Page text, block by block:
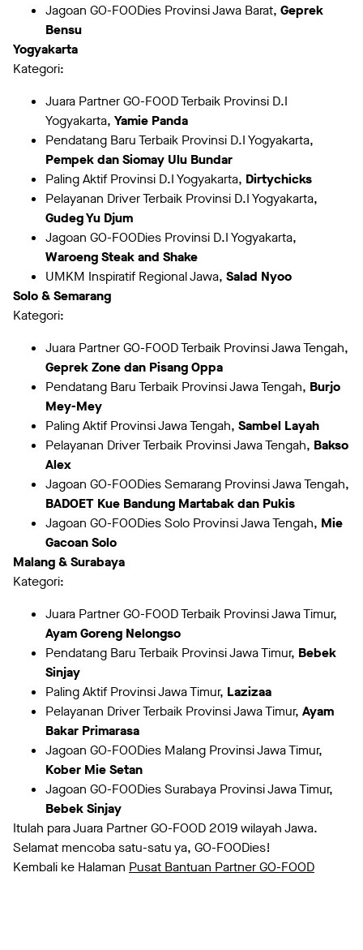
Jagoan GO-FOODies Provinsi Jawa Barat, Geprek
Bensu
Yogyakarta
Kategori:
Juara Partner GO-FOOD Terbaik Provinsi D.I
Yogyakarta, Yamie Panda
Pendatang Baru Terbaik Provinsi D.I Yogyakarta,
Pempek dan Siomay Ulu Bundar
Paling Aktif Provinsi D.I Yogyakarta, Dirtychicks
Pelayanan Driver Terbaik Provinsi D.I Yogyakarta,
Gudeg Yu Djum
Jagoan GO-FOODies Provinsi D.I Yogyakarta,
Waroeng Steak and Shake
UMKM Inspiratif Regional Jawa, Salad Nyoo
Solo & Semarang
Kategori:
Juara Partner GO-FOOD Terbaik Provinsi Jawa Tengah,
Geprek Zone dan Pisang Oppa
Pendatang Baru Terbaik Provinsi Jawa Tengah, Burjo
Mey-Mey
Paling Aktif Provinsi Jawa Tengah, Sambel Layah
Pelayanan Driver Terbaik Provinsi Jawa Tengah, Bakso
Alex
Jagoan GO-FOODies Semarang Provinsi Jawa Tengah,
BADOET Kue Bandung Martabak dan Pukis
Jagoan GO-FOODies Solo Provinsi Jawa Tengah, Mie
Gacoan Solo
Malang & Surabaya
Kategori:
Juara Partner GO-FOOD Terbaik Provinsi Jawa Timur,
Ayam Goreng Nelongso
Pendatang Baru Terbaik Provinsi Jawa Timur, Bebek
Sinjay
Paling Aktif Provinsi Jawa Timur, Lazizaa
Pelayanan Driver Terbaik Provinsi Jawa Timur, Ayam
Bakar Primarasa
Jagoan GO-FOODies Malang Provinsi Jawa Timur,
Kober Mie Setan
Jagoan GO-FOODies Surabaya Provinsi Jawa Timur,
Bebek Sinjay
Itulah para Juara Partner GO-FOOD 2019 wilayah Jawa.
Selamat mencoba satu-satu ya, GO-FOODies!
Kembali ke Halaman Pusat Bantuan Partner GO-FOOD